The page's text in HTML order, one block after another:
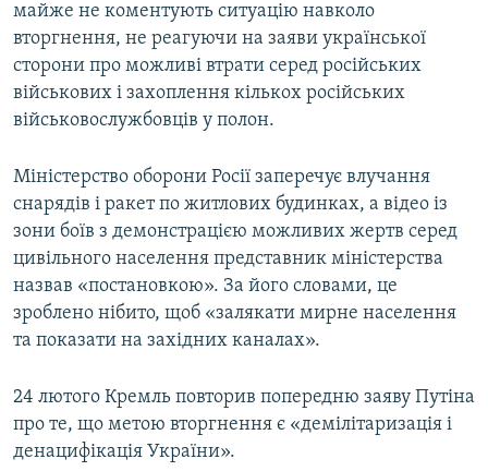
майже не коментують ситуацію навколо
вторгнення, не реагуючи на заяви української
сторони про можливі втрати серед російських
військових і захоплення кількох російських
військовослужбовців у полон.
Міністерство оборони Росії заперечує влучання
снарядів і ракет по житлових будинках, а відео із
зони боїв з демонстрацією можливих жертв серед
цивільного населення представник міністерства
назвав «постановкою». За його словами, це
зроблено нібито, щоб «залякати мирне населення
та показати на західних каналах».
24 лютого Кремль повторив попередню заяву Путіна
про те, що метою вторгнення є «демілітаризація і
денацифікація України».